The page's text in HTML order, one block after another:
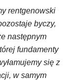
rentgenowski
byczy,
następnym
fundamenty
się z
w samym